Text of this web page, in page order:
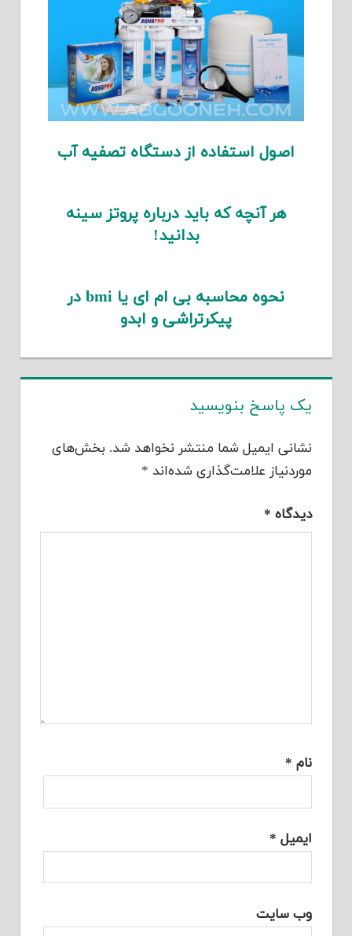
اصول استفاده از دستگاه تصفیه آب
هر آنچه که باید درباره پروتز سینه
بدانید!
نحوه محاسبه بی ام ای یا bmi در
پیکرتراشی و ابدو
یک پاسخ بنویسید
نشانی ایمیل شما منتشر نخواهد شد. بخش‌های
موردنیاز علامت‌گذاری شده‌اند *
دیدگاه *
نام *
ایمیل *
وب‌ سایت